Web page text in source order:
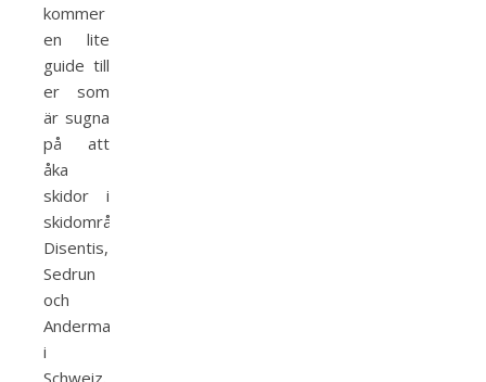
kommer
en lite
guide till
er som
är sugna
på att
åka
skidor i
skidområdet
Disentis,
Sedrun
och
Andermatt
i